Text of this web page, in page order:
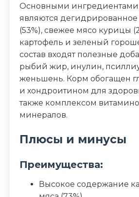
глюкозамин, хондроитин,
алоэ вера, куркума,
Пищевая ценность
Белок (%)
Жир (%)
Клетчатка (%)
Зола (%)
Влага (%)
Калорийность (ккал/100г)
Основными
являются
(53%), свежее мясо курицы
картофель и зеленый
состав входят полезные
рыбий жир, инулин,
женьшень. Корм обогащен
и хондроитином для
также комплексом
минералов.
Плюсы и минусы
Преимущества:
Высокое содержание